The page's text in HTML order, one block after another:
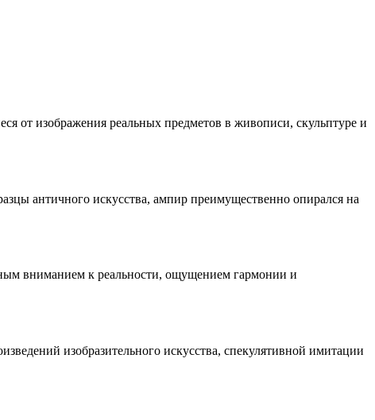
от изображения реальных предметов в живописи, скульптуре и
античного искусства, ампир преимущественно опирался на
вниманием к реальности, ощущением гармонии и
изобразительного искусства, спекулятивной имитации